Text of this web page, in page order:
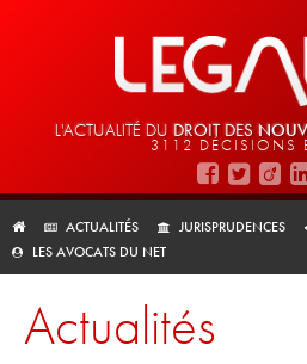
L'ACTUALITÉ DU DROIT DES
3112 DÉCISIONS
ACTUALITÉS JURISPRUDENCES
LES AVOCATS DU NET
Actualités